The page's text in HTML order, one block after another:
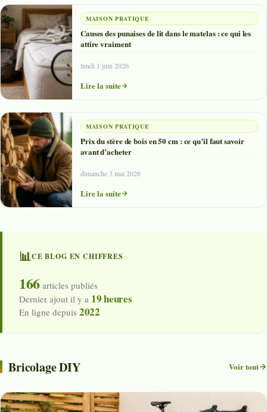
MAISON PRATIQUE
Causes des punaises de lit dans le matelas : ce qui les
attire vraiment
lundi 1 juin 2026
Lire la suite
MAISON PRATIQUE
Prix du stère de bois en 50 cm : ce qu’il faut savoir
avant d’acheter
dimanche 3 mai 2026
Lire la suite
📊CE BLOG EN CHIFFRES
166articles publiés
Dernier ajout il y a 19 heures
En ligne depuis 2022
Bricolage DIY Voir tout